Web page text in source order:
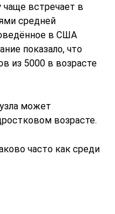
чаще встречает в
средней
в США
показало, что
из 5000 в возрасте
может
возрасте.
часто как среди